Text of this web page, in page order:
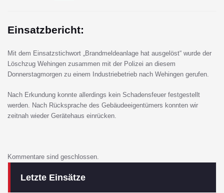
Einsatzbericht:
Mit dem Einsatzstichwort „Brandmeldeanlage hat ausgelöst“ wurde der
Löschzug Wehingen zusammen mit der Polizei an diesem
Donnerstagmorgen zu einem Industriebetrieb nach Wehingen gerufen.
Nach Erkundung konnte allerdings kein Schadensfeuer festgestellt
werden. Nach Rücksprache des Gebäudeeigentümers konnten wir
zeitnah wieder Gerätehaus einrücken.
Kommentare sind geschlossen.
Letzte Einsätze